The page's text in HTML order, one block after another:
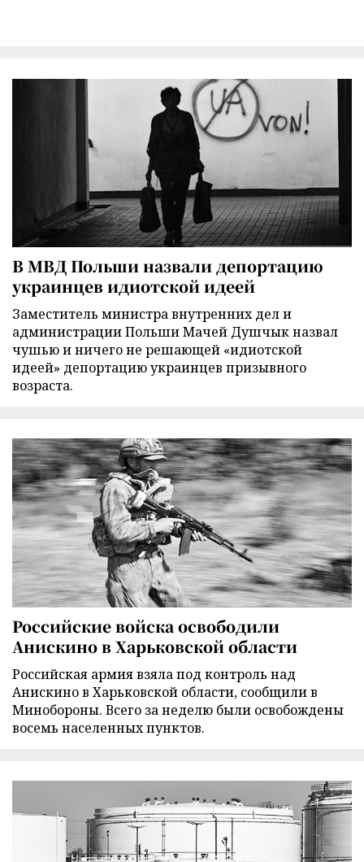
В МВД Польши назвали депортацию
украинцев идиотской идеей
Заместитель министра внутренних дел и
администрации Польши Мачей Душчык назвал
чушью и ничего не решающей «идиотской
идеей» депортацию украинцев призывного
возраста.
Российские войска освободили
Анискино в Харьковской области
Российская армия взяла под контроль над
Анискино в Харьковской области, сообщили в
Минобороны. Всего за неделю были освобождены
восемь населенных пунктов.